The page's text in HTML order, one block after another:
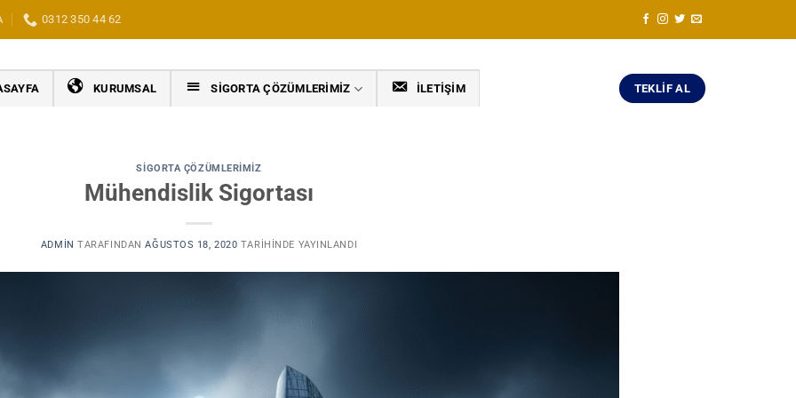
0312 350 44 62
KURUMSAL SIGORTA ÇÖZÜMLERIMIZ İLETIŞIM TEKLIF AL
SIGORTA ÇÖZÜMLERIMIZ
Mühendislik Sigortası
ADMIN TARAFINDAN AĞUSTOS 18, 2020 TARIHINDE YAYINLANDI